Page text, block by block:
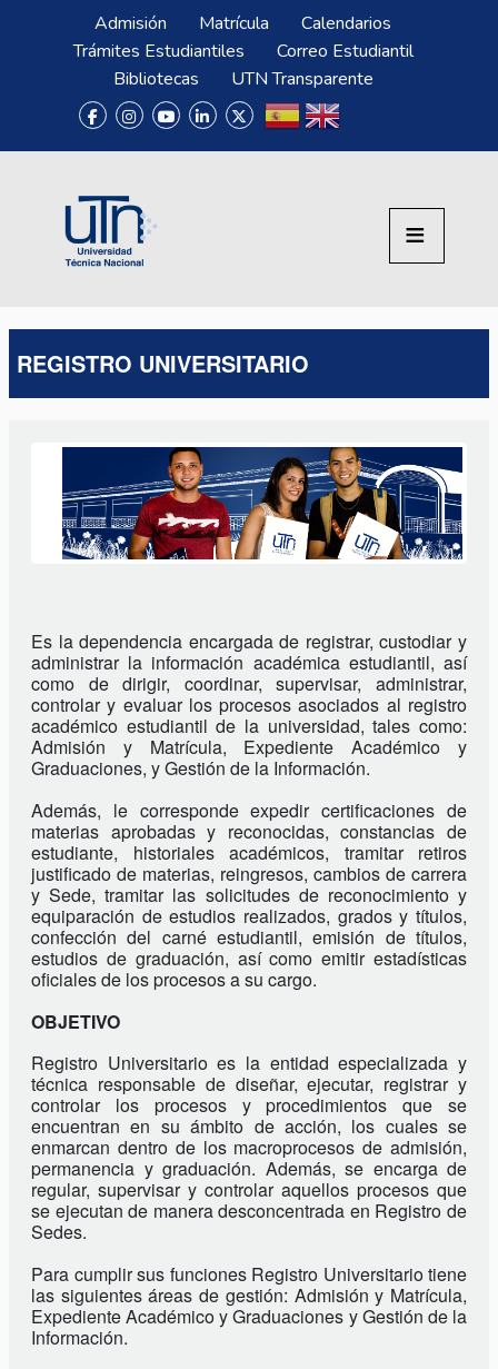
Pasar al contenido principal
Menú SuperiorAdmisión Matrícula
Calendarios
Trámites Estudiantiles
Correo Estudiantil
Bibliotecas
UTN Transparente
REGISTRO UNIVERSITARIO
Es la dependencia encargada de registrar, custodiar y
administrar la información académica estudiantil, así
como de dirigir, coordinar, supervisar, administrar,
controlar y evaluar los procesos asociados al registro
académico estudiantil de la universidad, tales como:
Admisión y Matrícula, Expediente Académico y
Graduaciones, y Gestión de la Información.
Además, le corresponde expedir certificaciones de
materias aprobadas y reconocidas, constancias de
estudiante, historiales académicos, tramitar retiros
justificado de materias, reingresos, cambios de carrera
y Sede, tramitar las solicitudes de reconocimiento y
equiparación de estudios realizados, grados y títulos,
confección del carné estudiantil, emisión de títulos,
estudios de graduación, así como emitir estadísticas
oficiales de los procesos a su cargo.
OBJETIVO
Registro Universitario es la entidad especializada y
técnica responsable de diseñar, ejecutar, registrar y
controlar los procesos y procedimientos que se
encuentran en su ámbito de acción, los cuales se
enmarcan dentro de los macroprocesos de admisión,
permanencia y graduación. Además, se encarga de
regular, supervisar y controlar aquellos procesos que
se ejecutan de manera desconcentrada en Registro de
Sedes.
Para cumplir sus funciones Registro Universitario tiene
las siguientes áreas de gestión: Admisión y Matrícula,
Expediente Académico y Graduaciones y Gestión de la
Información.